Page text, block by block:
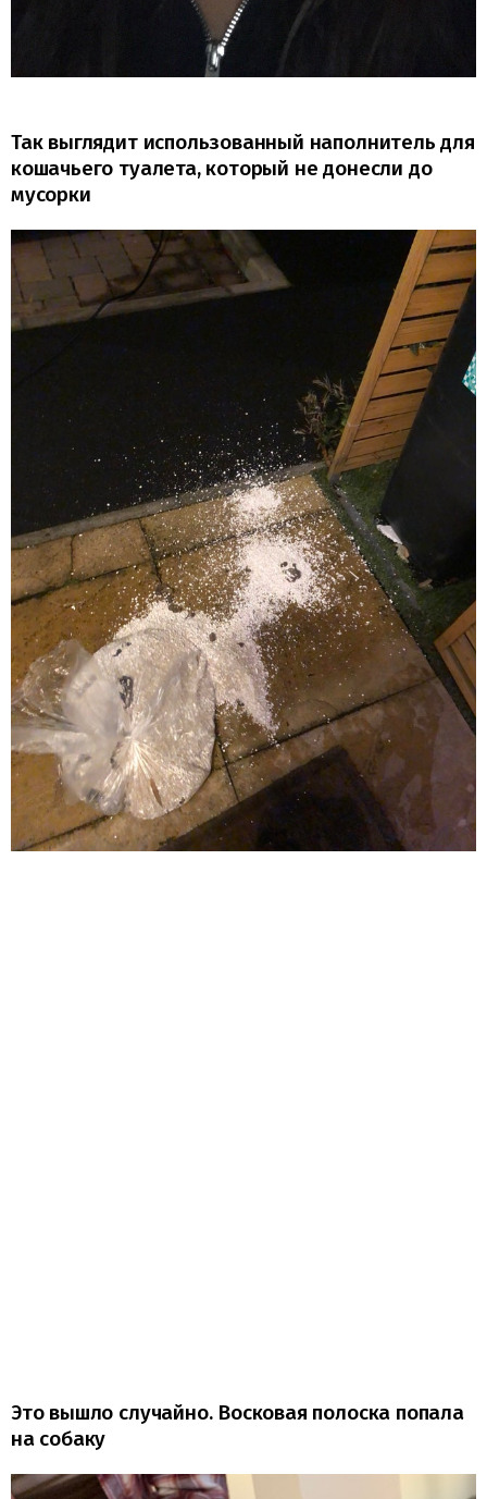
Так выглядит использованный наполнитель для
кошачьего туалета, который не донесли до
мусорки
Это вышло случайно. Восковая полоска попала
на собаку